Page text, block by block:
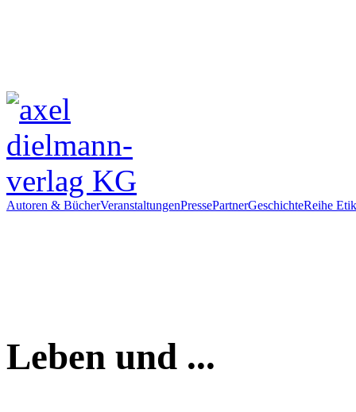
Autoren & BücherVeranstaltungenPressePartnerGeschichteReihe
Leben und ...